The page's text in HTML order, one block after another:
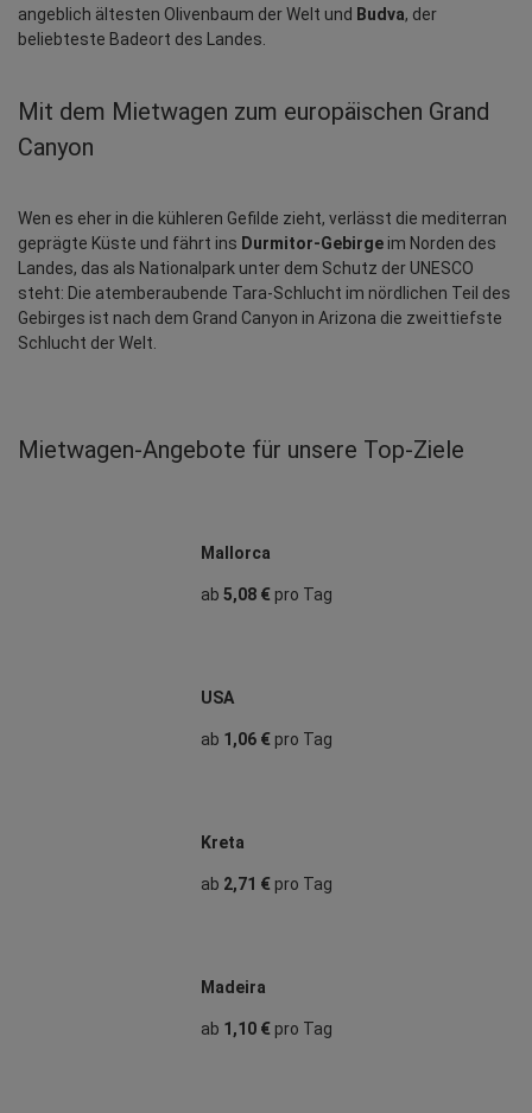
angeblich ältesten Olivenbaum der Welt und Budva, der
beliebteste Badeort des Landes.
Mit dem Mietwagen zum europäischen Grand
Canyon
Wen es eher in die kühleren Gefilde zieht, verlässt die mediterran
geprägte Küste und fährt ins Durmitor-Gebirge im Norden des
Landes, das als Nationalpark unter dem Schutz der UNESCO
steht: Die atemberaubende Tara-Schlucht im nördlichen Teil des
Gebirges ist nach dem Grand Canyon in Arizona die zweittiefste
Schlucht der Welt.
Mietwagen‑Angebote für unsere Top‑Ziele
Mallorca
ab 5,08 €pro Tag
USA
ab 1,06 €pro Tag
Kreta
ab 2,71 €pro Tag
Madeira
ab 1,10 €pro Tag